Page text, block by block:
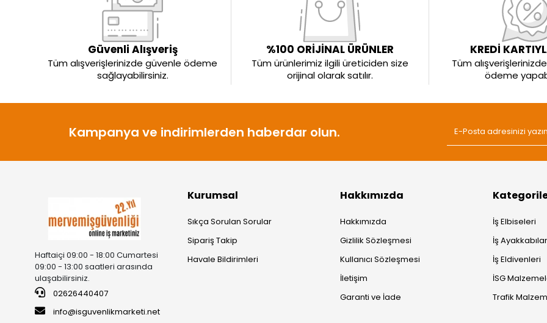
Güvenli Alışveriş
Tüm alışverişlerinizde güvenle ödeme
sağlayabilirsiniz.
%100 ORİJİNAL ÜRÜNLER
Tüm ürünlerimiz ilgili üreticiden size
orijinal olarak satılır.
KREDİ
Tüm
ödeme
Kampanya ve indirimlerden haberdar olun.
Haftaiçi 09:00 - 18:00 Cumartesi
09:00 - 13:00 saatleri arasında
ulaşabilirsiniz.
02626440407
info@isguvenlikmarketi.net
Kurumsal
Sıkça Sorulan Sorular
Sipariş Takip
Havale Bildirimleri
Hakkımızda
Hakkımızda
Gizlilik Sözleşmesi
Kullanıcı Sözleşmesi
İletişim
Garanti ve İade
İş Elbiseleri
İş
İş Eldivenleri
İSG
Trafik